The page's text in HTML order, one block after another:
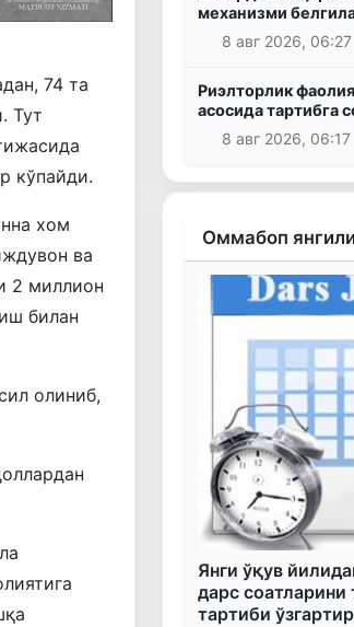
74 та
Тут
кўпайди.
хом
ва
2 миллион
билан
олиниб,
механизми
8 авг 2026, 06:27
Риэлторлик
асосида тартибга
8 авг 2026, 06:17
Оммабоп
Янги ўқув
дарс
тартиби